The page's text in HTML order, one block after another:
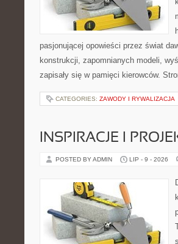
pasjonującej opowieści przez świat
konstrukcji, zapomnianych modeli,
zapisały się w pamięci kierowców.
CATEGORIES: ZAWODY I RYWALIZACJA
INSPIRACJE I
POSTED BY ADMIN LIP - 9 - 2026